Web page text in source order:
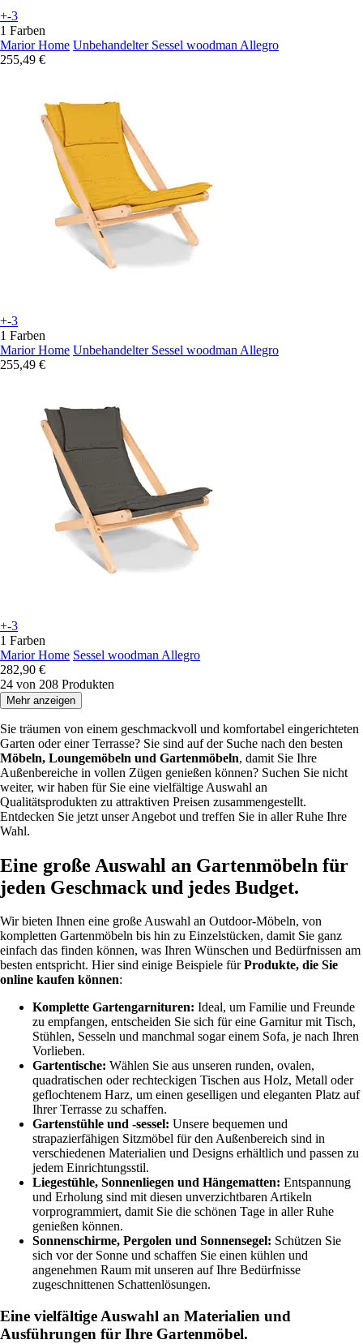
+-3
1 Farben
Marior Home Unbehandelter Sessel woodman Allegro
255,49 €
+-3
1 Farben
Marior Home Unbehandelter Sessel woodman Allegro
255,49 €
+-3
1 Farben
Marior Home Sessel woodman Allegro
282,90 €
24 von 208 Produkten
Mehr anzeigen
Sie träumen von einem geschmackvoll und komfortabel eingerichteten
Garten oder einer Terrasse? Sie sind auf der Suche nach den besten
Möbeln, Loungemöbeln und Gartenmöbeln, damit Sie Ihre
Außenbereiche in vollen Zügen genießen können? Suchen Sie nicht
weiter, wir haben für Sie eine vielfältige Auswahl an
Qualitätsprodukten zu attraktiven Preisen zusammengestellt.
Entdecken Sie jetzt unser Angebot und treffen Sie in aller Ruhe Ihre
Wahl.
Eine große Auswahl an Gartenmöbeln für
jeden Geschmack und jedes Budget.
Wir bieten Ihnen eine große Auswahl an Outdoor-Möbeln, von
kompletten Gartenmöbeln bis hin zu Einzelstücken, damit Sie ganz
einfach das finden können, was Ihren Wünschen und Bedürfnissen am
besten entspricht. Hier sind einige Beispiele fürProdukte, die Sie
online kaufen können:
Komplette Gartengarnituren: Ideal, um Familie und Freunde
zu empfangen, entscheiden Sie sich für eine Garnitur mit Tisch,
Stühlen, Sesseln und manchmal sogar einem Sofa, je nach Ihren
Vorlieben.
Gartentische: Wählen Sie aus unseren runden, ovalen,
quadratischen oder rechteckigen Tischen aus Holz, Metall oder
geflochtenem Harz, um einen geselligen und eleganten Platz auf
Ihrer Terrasse zu schaffen.
Gartenstühle und -sessel: Unsere bequemen und
strapazierfähigen Sitzmöbel für den Außenbereich sind in
verschiedenen Materialien und Designs erhältlich und passen zu
jedem Einrichtungsstil.
Liegestühle, Sonnenliegen und Hängematten: Entspannung
und Erholung sind mit diesen unverzichtbaren Artikeln
vorprogrammiert, damit Sie die schönen Tage in aller Ruhe
genießen können.
Sonnenschirme, Pergolen und Sonnensegel: Schützen Sie
sich vor der Sonne und schaffen Sie einen kühlen und
angenehmen Raum mit unseren auf Ihre Bedürfnisse
zugeschnittenen Schattenlösungen.
Eine vielfältige Auswahl an Materialien und
Ausführungen für Ihre Gartenmöbel.